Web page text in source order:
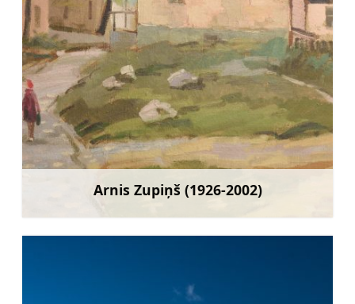
Arnis Zupiņš (1926-2002)